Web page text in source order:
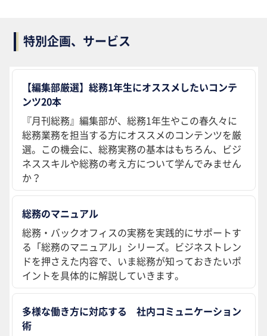
特別企画、サービス
【編集部厳選】総務1年生にオススメしたいコンテ
ンツ20本
『月刊総務』編集部が、総務1年生やこの春久々に
総務業務を担当する方にオススメのコンテンツを厳
選。この機会に、総務実務の基本はもちろん、ビジ
ネススキルや総務の考え方について学んでみません
か？
総務のマニュアル
総務・バックオフィスの実務を実践的にサポートす
る「総務のマニュアル」シリーズ。ビジネストレン
ドを押さえた内容で、いま総務が知っておきたいポ
イントを具体的に解説していきます。
多様な働き方に対応する 社内コミュニケーション
術